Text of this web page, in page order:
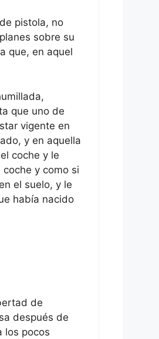
pistola, no
sobre su
que, en aquel
que uno de
vigente en
y en aquella
coche y le
y como si
el suelo, y le
había nacido
de
después de
los pocos